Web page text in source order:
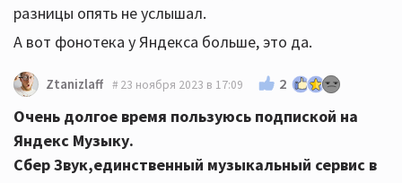
разницы опять не услышал.
А вот фонотека у Яндекса больше, это да.
Ztanizlaff 23 ноября 2023 в 17:09 2
Очень долгое время пользуюсь подпиской на
Яндекс Музыку.
Сбер Звук,единственный музыкальный сервис в